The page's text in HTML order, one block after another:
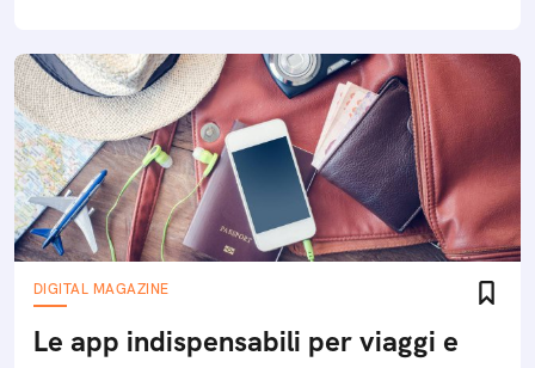
DIGITAL MAGAZINE
Le app indispensabili per viaggi e